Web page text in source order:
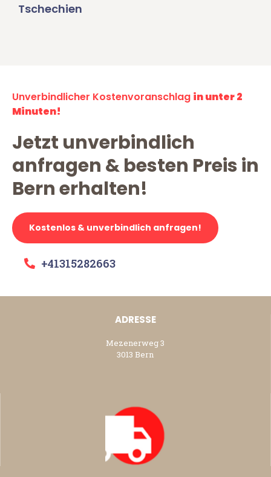
Tschechien
Unverbindlicher Kostenvoranschlag in unter 2
Minuten!
Jetzt unverbindlich
anfragen & besten Preis in
Bern erhalten!
Kostenlos & unverbindlich anfragen!
+41315282663
ADRESSE
Mezenerweg 3
3013 Bern